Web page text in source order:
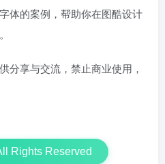
体的案例，帮助你在图酷设计
分享与交流，禁止商业使用，
Rights Reserved